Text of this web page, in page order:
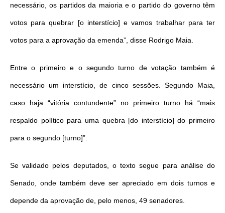
necessário, os partidos da maioria e o partido do governo têm
votos para quebrar [o interstício] e vamos trabalhar para ter
votos para a aprovação da emenda”, disse Rodrigo Maia.
Entre o primeiro e o segundo turno de votação também é
necessário um interstício, de cinco sessões. Segundo Maia,
caso haja “vitória contundente” no primeiro turno há “mais
respaldo político para uma quebra [do interstício] do primeiro
para o segundo [turno]”.
Se validado pelos deputados, o texto segue para análise do
Senado, onde também deve ser apreciado em dois turnos e
depende da aprovação de, pelo menos, 49 senadores.